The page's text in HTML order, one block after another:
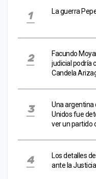
La guerra
Facundo
judicial podría
Candela
Una argentina
Unidos fue
ver un partido
Los detalles
ante la